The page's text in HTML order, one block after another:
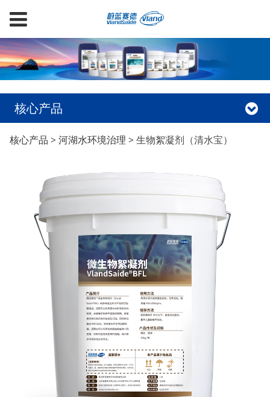
核心产品
生物絮凝剂（清水宝）
核心产品 >河湖水环境治理 >生物絮凝剂（清水宝）